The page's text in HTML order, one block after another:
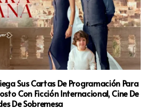
Sus Cartas De Programación Para
Con Ficción Internacional, Cine De
De Sobremesa